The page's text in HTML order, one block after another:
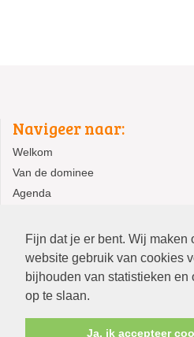
Fijn dat je er bent. Wij maken
website gebruik van cookies
bijhouden van statistieken en
op te slaan.
Ja, ik accepteer
Navigeer naar:
Welkom
Van de dominee
Agenda